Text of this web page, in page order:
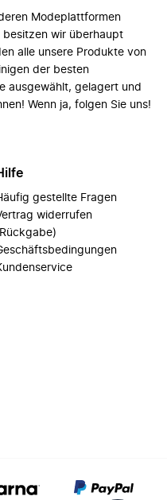
Modeplattformen
besitzen wir überhaupt
alle unsere Produkte von
der besten
ausgewählt, gelagert und
Wenn ja, folgen Sie uns!
gestellte Fragen
widerrufen